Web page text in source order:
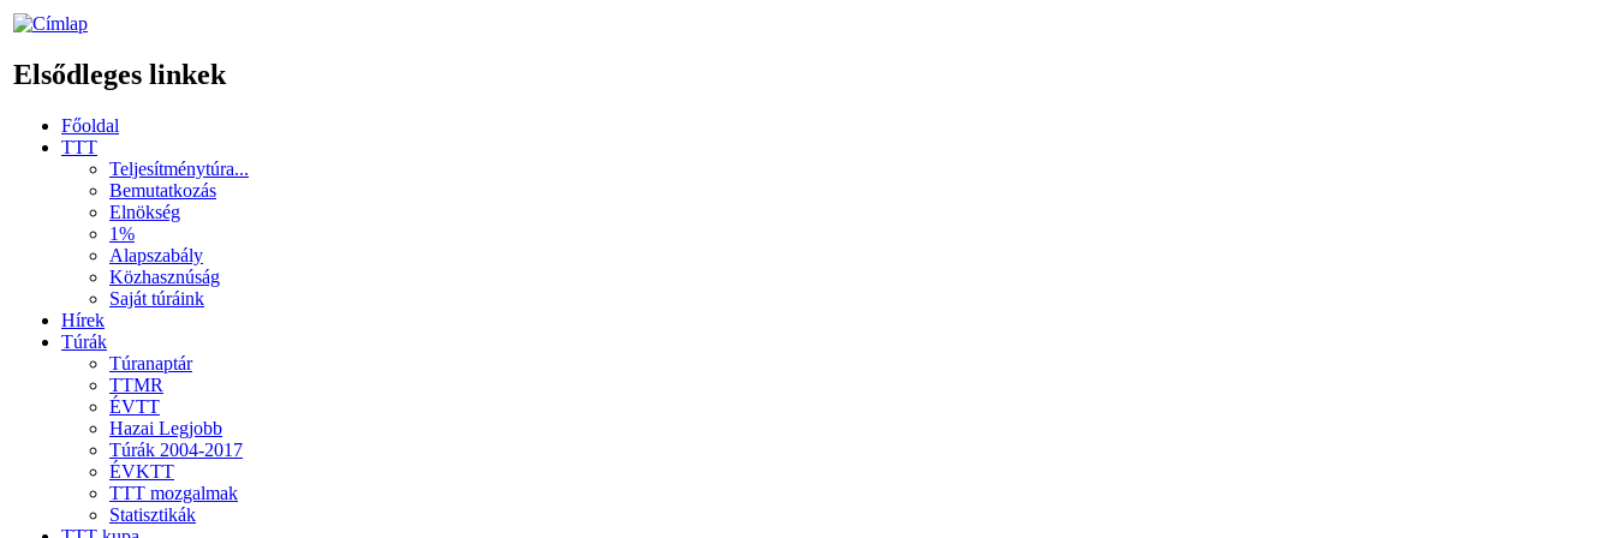
Elsődleges linkek
Főoldal
TTT
Teljesítménytúra...
Bemutatkozás
Elnökség
1%
Alapszabály
Közhasznúság
Saját túráink
Hírek
Túrák
Túranaptár
TTMR
ÉVTT
Hazai Legjobb
Túrák 2004-2017
ÉVKTT
TTT mozgalmak
Statisztikák